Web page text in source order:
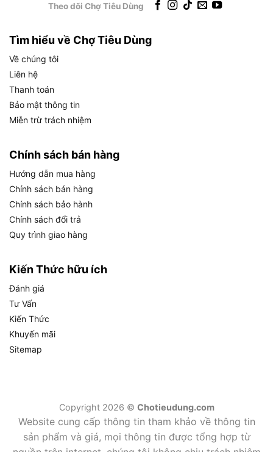
Động cơ mạnh mẽ 1250W: Cung cấp nhịp cắt
điều kiện quá tải.
Cơ cấu kẹp lưỡi tối ưu: Hệ thống kẹp mũi
không khóa, cho phép thay lưỡi cưa nhanh
chóng, tiện lợi ngay cả khi đeo găng tay.
Thiết kế nhỏ gọn: Trọng lượng 3.3kg, kích
thước 447 x 97 x 176mm, dễ cầm nắm và thao
Vỏ nhựa cách điện: Chống biến dạng, cách điện
kép, đảm bảo an toàn khi sử dụng.
Công tắc cò bóp tiện lợi: Đặt ngay tay cầm, hỗ
trợ khởi động và dừng máy dễ dàng, tích hợp
nút khóa để cắt liên tục.
Công suất: 1250W.
Nhịp cắt: 0-3000 lần/phút.
Độ xọc: 30mm.
Khả năng cắt: Gỗ 255mm, ống thép 130mm.
Dây dẫn điện: 2.5m.
Phụ kiện đi kèm: 1 lưỡi cưa gỗ, 2 lưỡi cưa kim
loại.
Theo dõi Chợ Tiêu Dùng
Tìm hiểu về Chợ Tiêu Dùng
Về chúng tôi
Liên hệ
Thanh toán
Bảo mật thông tin
Miễn trừ trách nhiệm
Chính sách bán hàng
Hướng dẫn mua hàng
Chính sách bán hàng
Chính sách bảo hành
Chính sách đổi trả
Quy trình giao hàng
Kiến Thức hữu ích
Đánh giá
Tư Vấn
Kiến Thức
Khuyến mãi
Sitemap
Copyright 2026 © Chotieudung.com
Website cung cấp thông tin tham khảo về thông tin
sản phẩm và giá, mọi thông tin được tổng hợp từ